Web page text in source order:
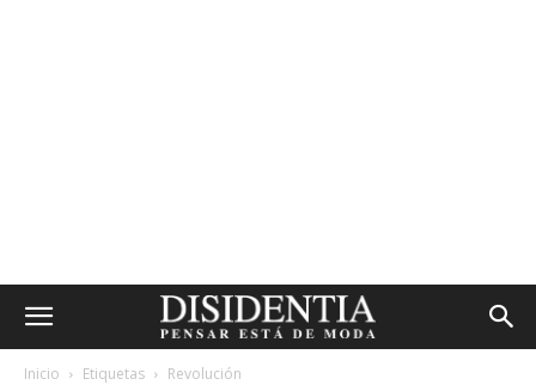
Inicio Etiquetas Revolución